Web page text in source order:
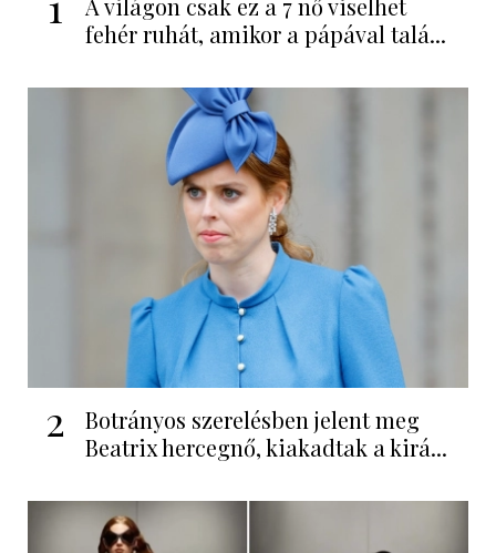
A világon csak ez a 7 nő viselhet
fehér ruhát, amikor a pápával talá...
2
Botrányos szerelésben jelent meg
Beatrix hercegnő, kiakadtak a kirá...